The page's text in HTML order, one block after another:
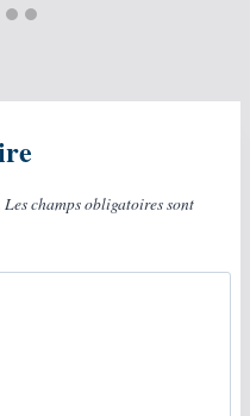
Les champs obligatoires sont